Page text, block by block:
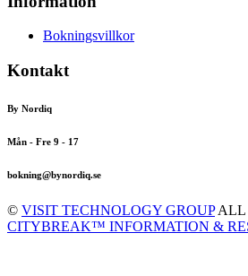
Bokningsvillkor
Kontakt
By Nordiq
Mån - Fre 9 - 17
bokning@bynordiq.se
© VISIT TECHNOLOGY GROUPALL
CITYBREAK™ INFORMATION &